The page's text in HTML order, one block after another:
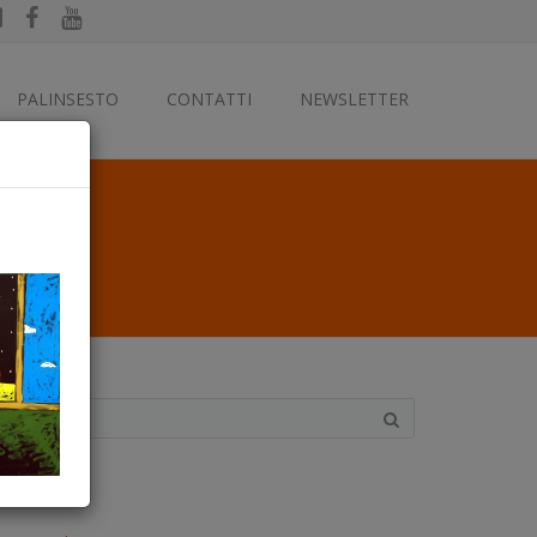
PALINSESTO CONTATTI NEWSLETTER